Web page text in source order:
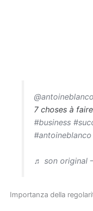
7 choses à
#business
#antoineblanco
♬ son original
Importanza della